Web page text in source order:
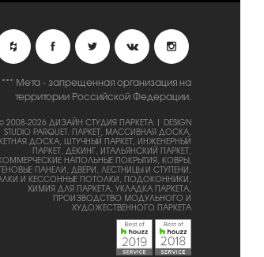
*** Мета - запрещенная организация на
территории Российской Федерации.
2008-2026 ДИЗАЙН СТУДИЯ ПАРКЕТА | DESIGN
STUDIO PARQUET. ПАРКЕТ, МАССИВНАЯ ДОСКА,
ДОСКА, ШТУЧНЫЙ ПАРКЕТ, ИНЖЕНЕРНЫЙ
ПАРКЕТ, ДЕКИНГ, ИТАЛЬЯНСКИЙ ПАРКЕТ,
НАПОЛЬНЫЕ ПОКРЫТИЯ, КОВРЫ,
ПАНЕЛИ, ДВЕРИ, ЛЕСТНИЦЫ И СТУПЕНИ,
И КЕССОННЫЕ ПОТОЛКИ, ПОДОКОННИКИ,
ХИМИЯ ДЛЯ ПАРКЕТА, УКЛАДКА ПАРКЕТА,
ПРОИЗВОДСТВО МОДУЛЬНОГО И
ХУДОЖЕСТВЕННОГО ПАРКЕТА